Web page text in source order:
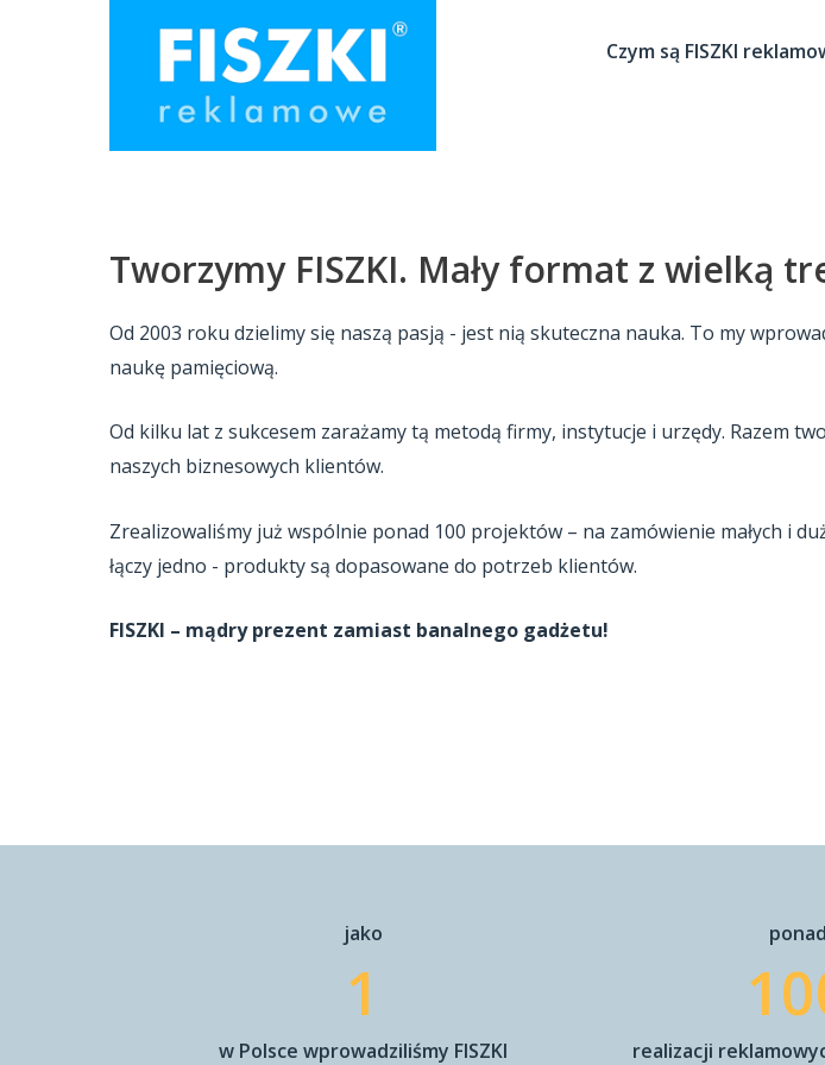
Czym są FISZKI
Tworzymy FISZKI. Mały format z wielką
Od 2003 roku dzielimy się naszą pasją - jest nią skuteczna nauka. To my
naukę pamięciową.
Od kilku lat z sukcesem zarażamy tą metodą firmy, instytucje i urzędy. Razem
naszych biznesowych klientów.
Zrealizowaliśmy już wspólnie ponad 100 projektów – na zamówienie małych i
łączy jedno - produkty są dopasowane do potrzeb klientów.
FISZKI – mądry prezent zamiast banalnego gadżetu!
jako
1
w Polsce wprowadziliśmy FISZKI
ponad
realizacji